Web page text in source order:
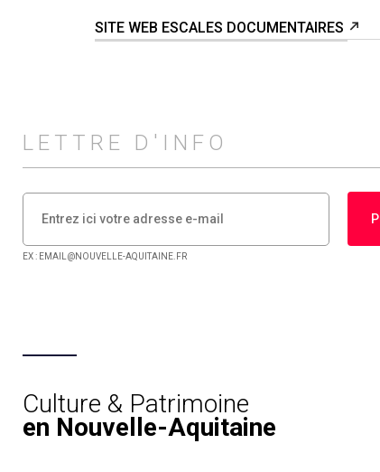
SITE WEB ESCALES DOCUMENTAIRES
LETTRE D'INFO
EX : EMAIL@NOUVELLE-AQUITAINE.FR
Culture & Patrimoine
en Nouvelle-Aquitaine